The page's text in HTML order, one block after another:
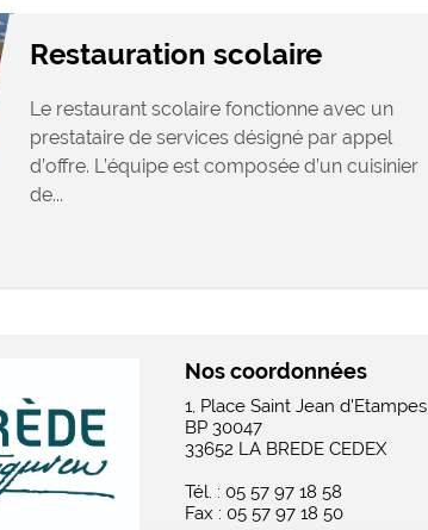
Restauration scolaire
Le restaurant scolaire fonctionne avec un
prestataire de services désigné par appel
d’offre. L’équipe est composée d’un cuisinier
de...
Nos coordonnées
1, Place Saint Jean d'Etampes
BP 30047
33652 LA BREDE CEDEX
Tél. : 05 57 97 18 58
Fax : 05 57 97 18 50